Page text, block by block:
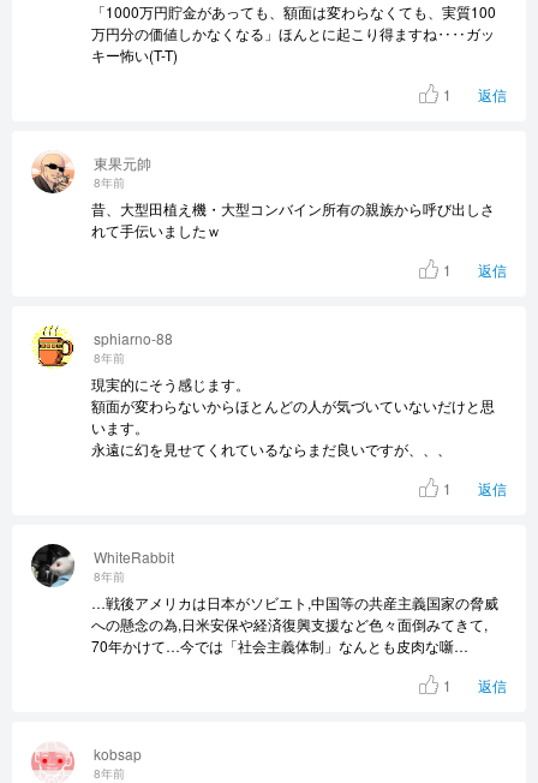
kobsap
8年前
WhiteRabbit
8年前
…戦後アメリカは日本がソビエト,中国等の共産主義国家の脅威
への懸念の為,日米安保や経済復興支援など色々面倒みてきて,
70年かけて…今では「社会主義体制」なんとも皮肉な噺…
1
返信
sphiarno-88
8年前
現実的にそう感じます。
額面が変わらないからほとんどの人が気づいていないだけと思
います。
永遠に幻を見せてくれているならまだ良いですが、、、
1
返信
東果元帥
8年前
昔、大型田植え機・大型コンバイン所有の親族から呼び出しさ
れて手伝いましたｗ
1
返信
「1000万円貯金があっても、額面は変わらなくても、実質100
万円分の価値しかなくなる」ほんとに起こり得ますね‥‥ガッ
キー怖い(T-T)
1
返信